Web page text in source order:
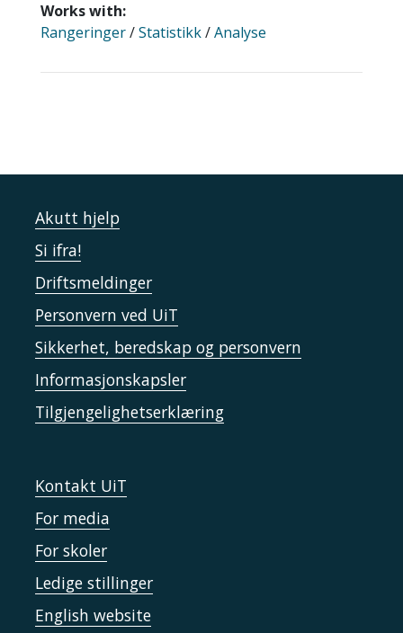
Works with:
Rangeringer/Statistikk/Analyse
Akutt hjelp
Si ifra!
Driftsmeldinger
Personvern ved UiT
Sikkerhet, beredskap og personvern
Informasjonskapsler
Tilgjengelighetserklæring
Kontakt UiT
For media
For skoler
Ledige stillinger
English website